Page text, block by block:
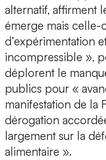
alternatif, affirment
émerge mais
d’expérimentation
incompressible »,
déplorent le
publics pour «
manifestation de la
dérogation
largement sur la
alimentaire ».